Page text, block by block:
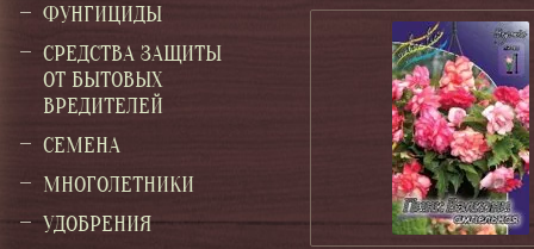
ФУНГИЦИДЫ
СРЕДСТВА ЗАЩИТЫ
ОТ БЫТОВЫХ
ВРЕДИТЕЛЕЙ
СЕМЕНА
МНОГОЛЕТНИКИ
УДОБРЕНИЯ